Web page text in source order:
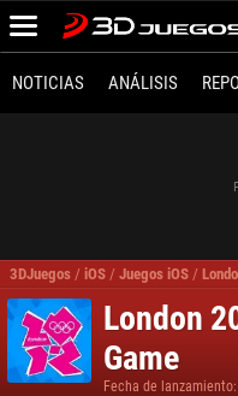
NOTICIAS ANÁLISIS
3DJuegos / iOS / Juegos iOS /
London
Game
Fecha de